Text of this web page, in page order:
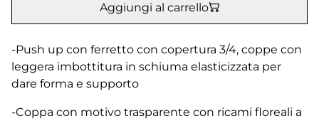
Aggiungi al carrello
-Push up con ferretto con copertura 3/4, coppe con
leggera imbottitura in schiuma elasticizzata per
dare forma e supporto
-Coppa con motivo trasparente con ricami floreali a